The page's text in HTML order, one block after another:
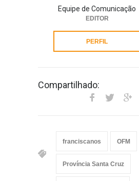
Equipe de Comunicação
EDITOR
PERFIL
Compartilhado:
franciscanos OFM
Província Santa Cruz